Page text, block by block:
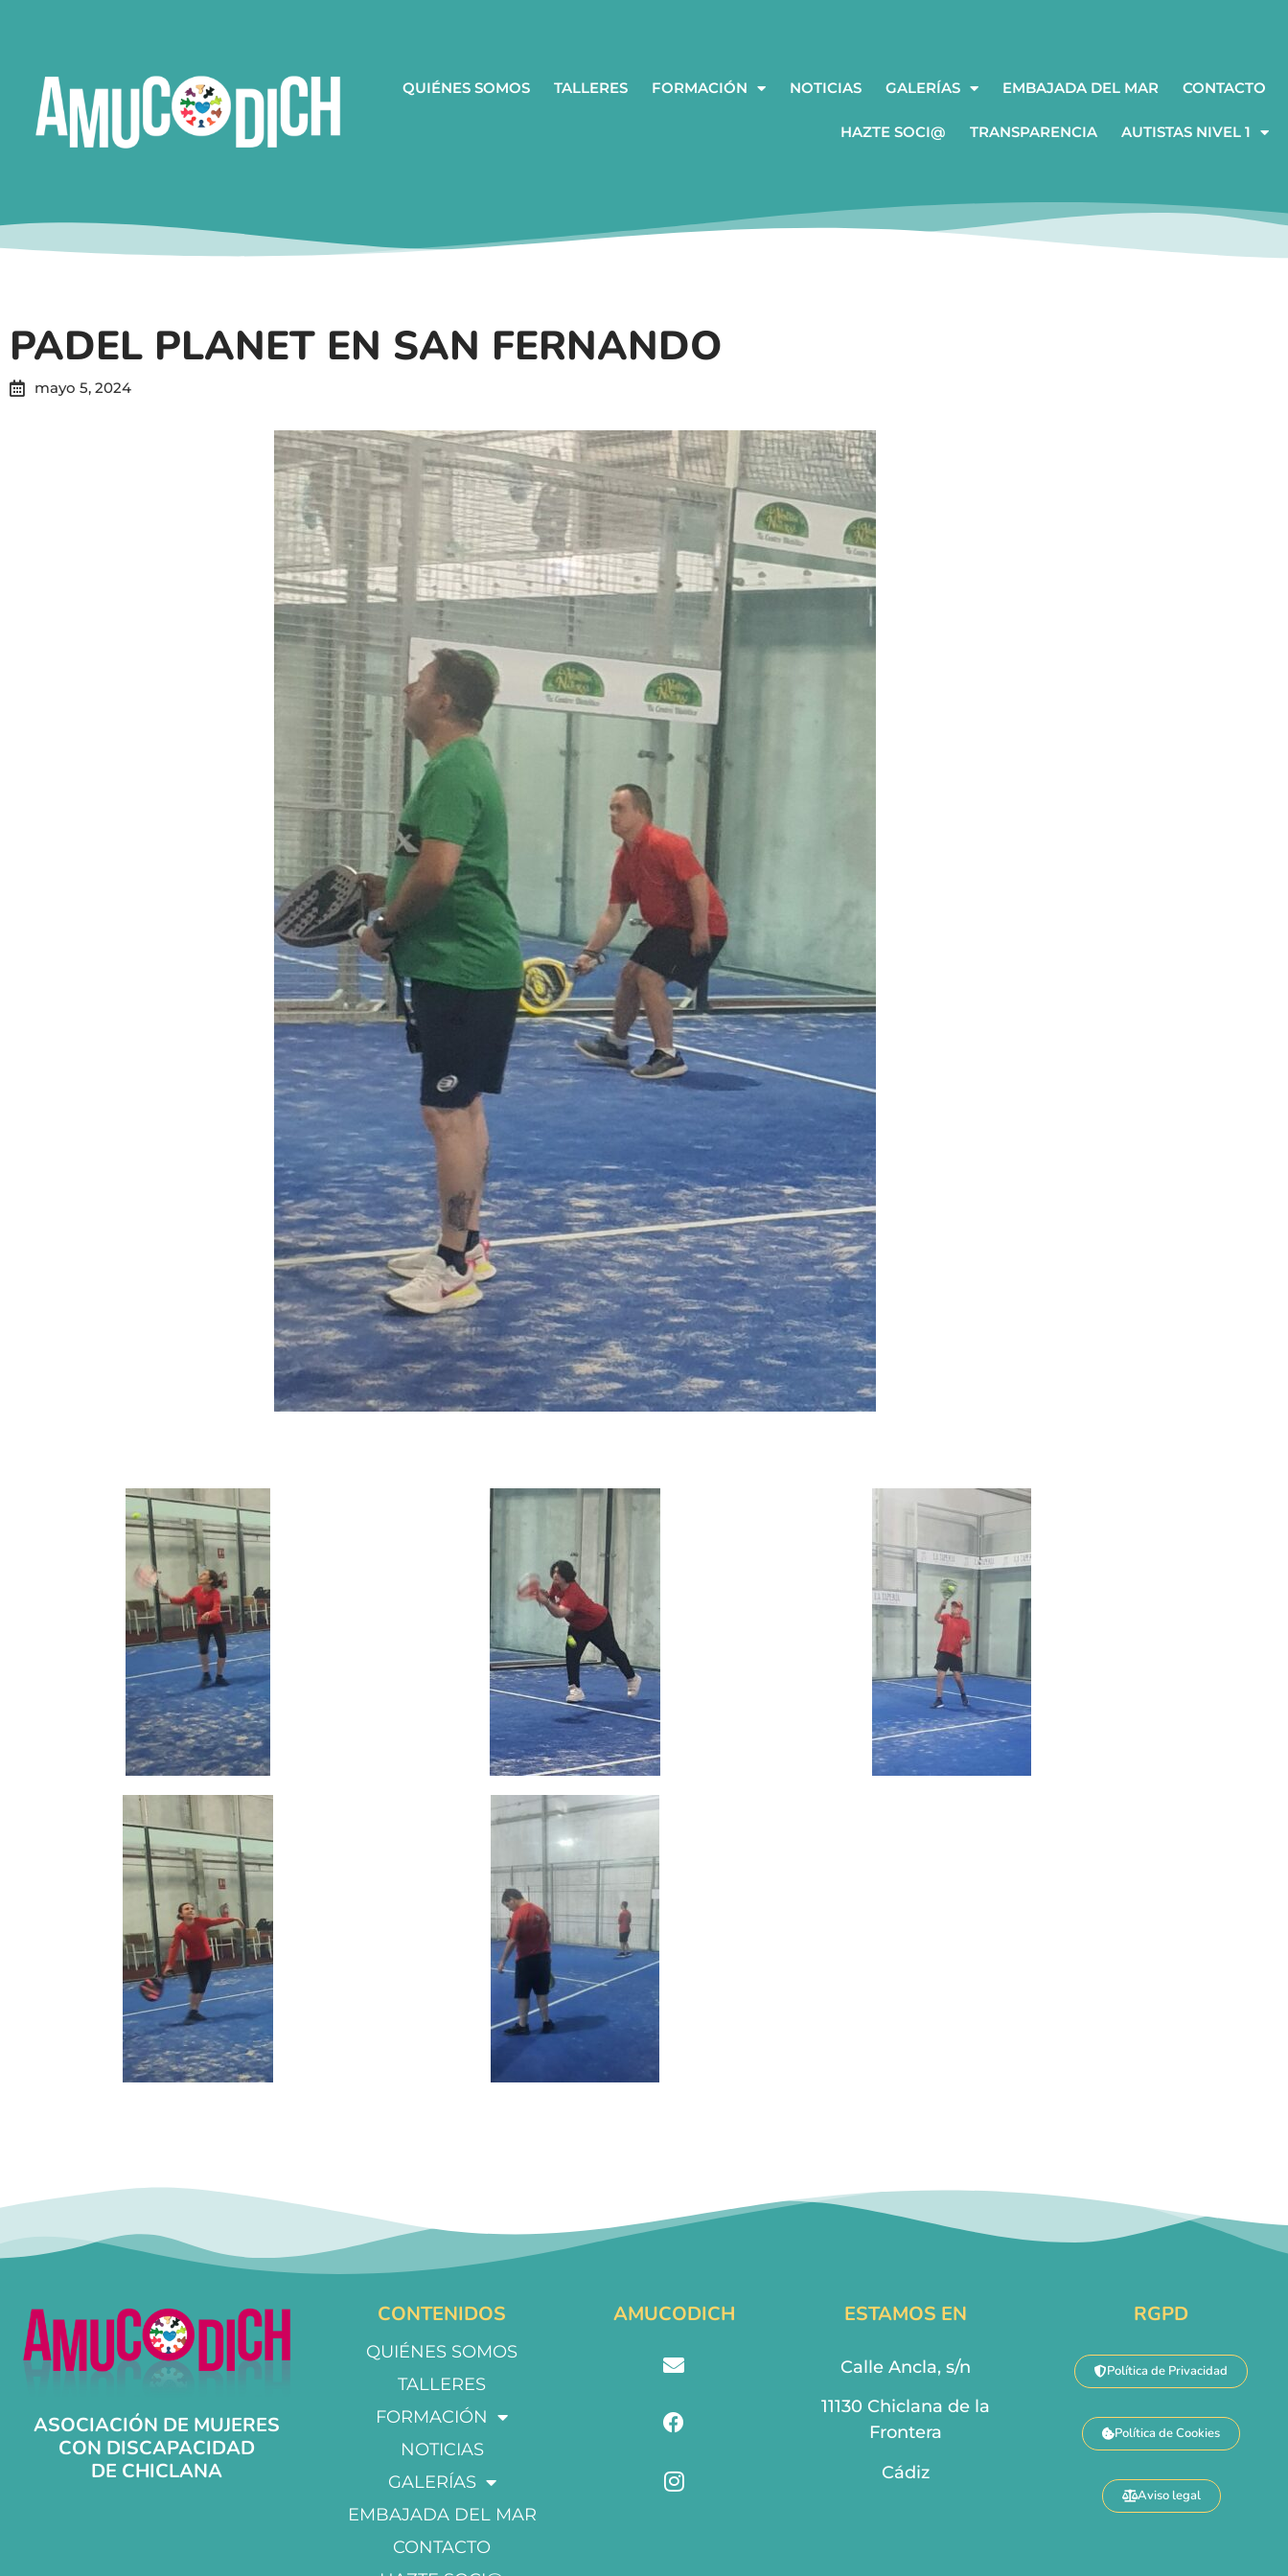
QUIÉNES SOMOS TALLERES FORMACIÓN NOTICIAS GALERÍAS EMBAJADA DEL MAR CONTACTO
HAZTE SOCI@ TRANSPARENCIA AUTISTAS NIVEL 1
PADEL PLANET EN SAN FERNANDO
mayo 5, 2024
ASOCIACIÓN DE MUJERES
CON DISCAPACIDAD
DE CHICLANA
CONTENIDOS
QUIÉNES SOMOS
TALLERES
FORMACIÓN
NOTICIAS
GALERÍAS
EMBAJADA DEL MAR
CONTACTO
AMUCODICH ESTAMOS EN
Calle Ancla, s/n
11130 Chiclana de la
Frontera
Cádiz
RGPD
Política de Privacidad
Política de Cookies
Aviso legal